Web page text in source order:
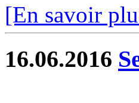
[En savoir
16.06.2016